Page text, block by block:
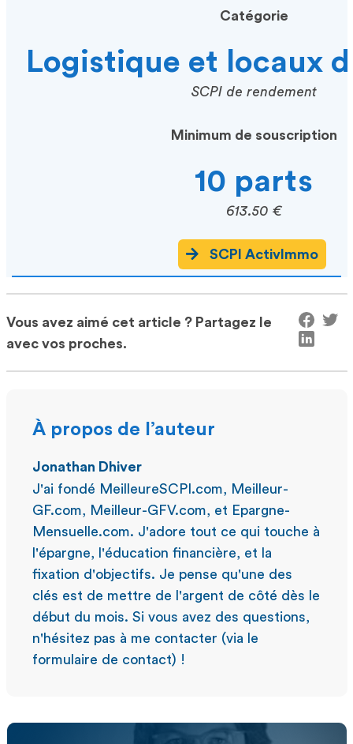
Catégorie
Logistique et locaux
SCPI de rendement
Minimum de souscription
10 parts
613.50 €
SCPI ActivImmo
Vous avez aimé cet article ? Partagez le
avec vos proches.
À propos de l’auteur
Jonathan Dhiver
J'ai fondé MeilleureSCPI.com, Meilleur-
GF.com, Meilleur-GFV.com, et Epargne-
Mensuelle.com. J'adore tout ce qui touche à
l'épargne, l'éducation financière, et la
fixation d'objectifs. Je pense qu'une des
clés est de mettre de l'argent de côté dès le
début du mois. Si vous avez des questions,
n'hésitez pas à me contacter (via le
formulaire de contact) !